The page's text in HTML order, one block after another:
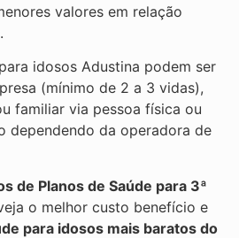
valores em relação
idosos Adustina podem ser
(mínimo de 2 a 3 vidas),
familiar via pessoa física ou
dependendo da operadora de
de Planos de Saúde para 3ª
o melhor custo benefício e
para idosos mais baratos do